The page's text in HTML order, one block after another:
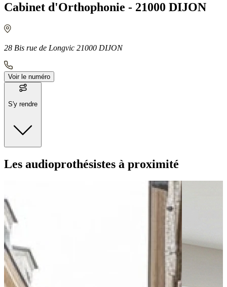
Cabinet d'Orthophonie - 21000 DIJON
28 Bis rue de Longvic 21000 DIJON
Voir le numéro
S'y rendre
Moyens de transport
+
−
OpenStreetMap contributors
Les audioprothésistes à proximité